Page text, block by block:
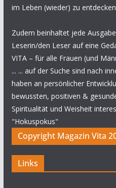
im Leben (wieder) zu
Zudem beinhaltet jede
Leserin/den Leser auf eine
VITA – für alle Frauen (und
... ... auf der Suche sind nach
haben an persönlicher
bewussten, positiven &
Spiritualität und Weisheit
"Hokuspokus"
Copyright Magazin Vita
Links